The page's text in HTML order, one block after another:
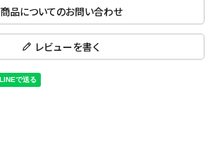
商品についてのお問い合わせ
レビューを書く